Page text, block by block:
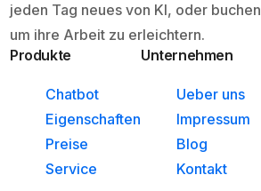
jeden Tag neues von KI, oder
um ihre Arbeit zu erleichtern.
Produkte
Chatbot
Eigenschaften
Preise
Service
Unternehmen
Ueber uns
Impressum
Blog
Kontakt